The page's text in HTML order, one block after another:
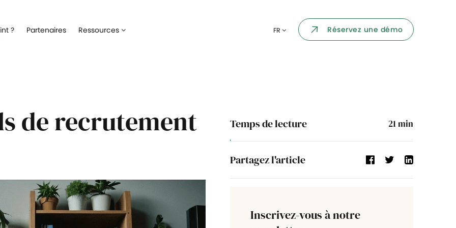
? Partenaires Ressources FR Réservez une démo
de recrutement
Temps de lecture 21min
Partagez l'article
Inscrivez-vous à notre
la gestion de votre processus de
Formation
meilleur suivi des parcours de
Digitalisez les demandes et le suivi des